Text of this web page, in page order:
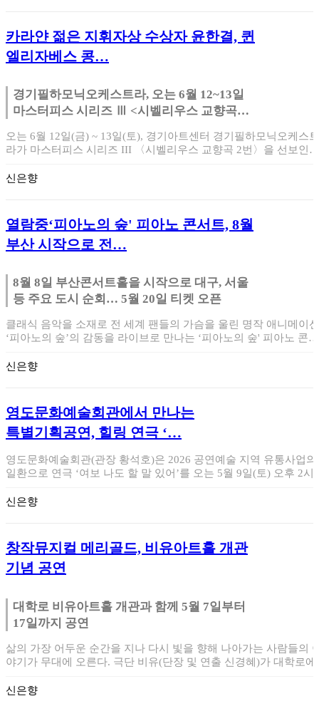
카라얀 젊은 지휘자상 수상자 윤한결, 퀸
엘리자베스 콩…
경기필하모닉오케스트라, 오는 6월 12~13일
마스터피스 시리즈 Ⅲ <시벨리우스 교향곡
오는 6월 12일(금) ~ 13일(토), 경기아트센터 경기필하모닉오케스트
라가 마스터피스 시리즈 III 〈시벨리우스 교향곡 2번〉을 선보인
신은향
열람중‘피아노의 숲' 피아노 콘서트, 8월
부산 시작으로 전…
8월 8일 부산콘서트홀을 시작으로 대구, 서울
등 주요 도시 순회… 5월 20일 티켓 오픈
클래식 음악을 소재로 전 세계 팬들의 가슴을 울린 명작 애니메이션
‘피아노의 숲’의 감동을 라이브로 만나는 ‘피아노의 숲' 피아노 콘서
신은향
영도문화예술회관에서 만나는
특별기획공연, 힐링 연극 ‘…
영도문화예술회관(관장 황석호)은 2026 공연예술 지역 유통사업의
일환으로 연극 ‘여보 나도 할 말 있어’를 오는 5월 9일(토) 오후 2시
신은향
창작뮤지컬 메리골드, 비유아트홀 개관
기념 공연
대학로 비유아트홀 개관과 함께 5월 7일부터
17일까지 공연
삶의 가장 어두운 순간을 지나 다시 빛을 향해 나아가는 사람들의
야기가 무대에 오른다. 극단 비유(단장 및 연출 신경혜)가 대학로에
신은향